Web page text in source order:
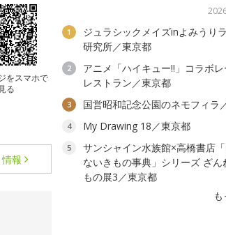
をスマホで
見る
報
1
ジュラシックメイズinよみうり
研究所／東京都
2
アニメ「ハイキュー!!」コラボ
レストラン／東京都
3 国営昭和記念公園のネモフィラ
4 My Drawing 18／東京都
5
サンシャイン水族館×高橋書店
ないきもの事典」シリーズ ざん
もの展3／東京都